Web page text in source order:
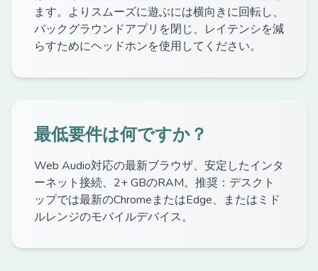
ます。よりスムーズに遊ぶには横向きに回転し、
バックグラウンドアプリを閉じ、レイテンシを減
らすためにヘッドホンを使用してください。
最低要件は何ですか？
Web Audio対応の最新ブラウザ、安定したインタ
ーネット接続、2+ GBのRAM。推奨：デスクト
ップでは最新のChromeまたはEdge、またはミド
ルレンジのモバイルデバイス。